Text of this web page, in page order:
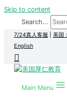
Skip to content
Search...
7/24真人客服 美国
English
Main Menu